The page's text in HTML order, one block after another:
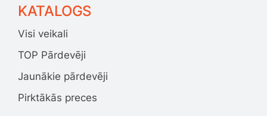
KATALOGS
Visi veikali
TOP Pārdevēji
Jaunākie pārdevēji
Pirktākās preces